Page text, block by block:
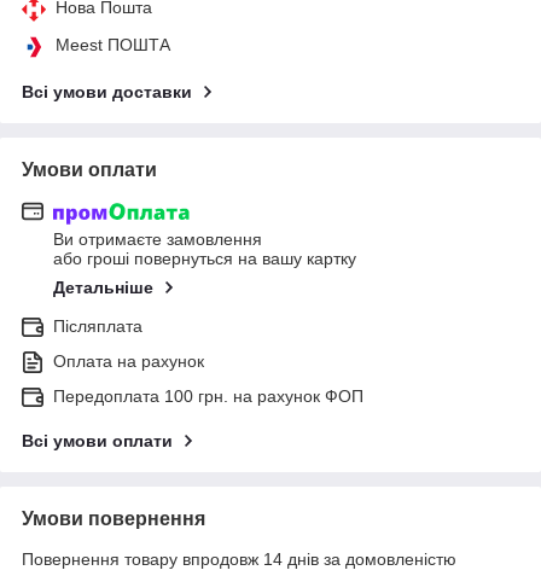
Нова Пошта
Meest ПОШТА
Всі умови доставки
Умови оплати
Ви отримаєте замовлення
або гроші повернуться на вашу картку
Детальніше
Післяплата
Оплата на рахунок
Передоплата 100 грн. на рахунок ФОП
Всі умови оплати
Умови повернення
Повернення товару впродовж 14 днів за домовленістю